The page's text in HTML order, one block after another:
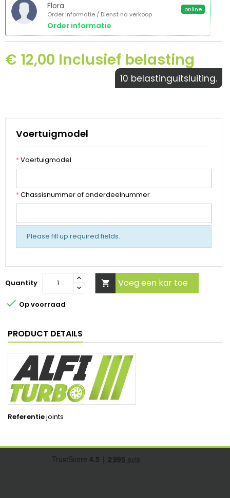
Flora
Order informatie / Dienst na verkoop
Order informatie
online
€ 12,00 Inclusief belasting
10 belastinguitsluiting.
Voertuigmodel
*Voertuigmodel
*Chassisnummer of onderdeelnummer
Please fill up required fields.
Quantity  Voeg een kar toe
 Op voorraad
PRODUCT DETAILS
Referentiejoints